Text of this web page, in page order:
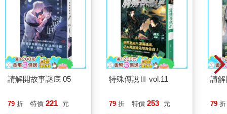
請解開故事謎底 05
79 折 特價 221 元
特殊傳說Ⅲ vol.11
79 折 特價 253 元
請解
79 折